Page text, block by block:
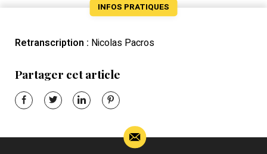
INFOS PRATIQUES
Retranscription : Nicolas Pacros
Partager cet article